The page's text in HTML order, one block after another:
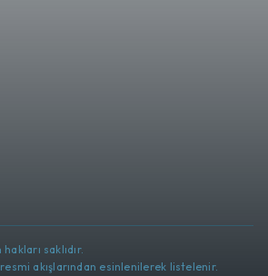
saklıdır.
akışlarından esinlenilerek listelenir.